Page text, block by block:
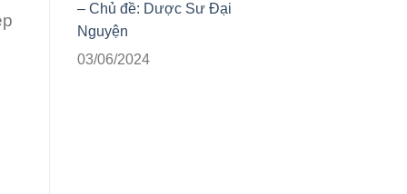
– Chủ đề: Dược Sư Đại
Nguyện
03/06/2024